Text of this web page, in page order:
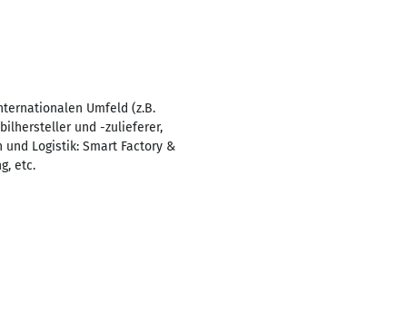
Umfeld (z.B.
und -zulieferer,
Logistik: Smart Factory &
etc.